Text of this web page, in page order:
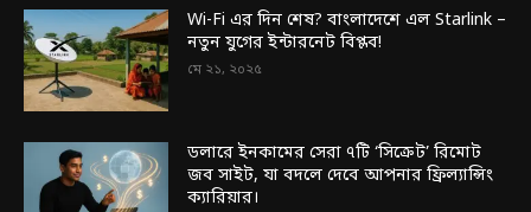
Wi-Fi এর দিন শেষ? বাংলাদেশে এল Starlink –
নতুন যুগের ইন্টারনেট বিপ্লব!
মে ২১, ২০২৫
ডলারে ইনকামের সেরা ৭টি ‘সিক্রেট’ রিমোট
জব সাইট, যা বদলে দেবে আপনার ফ্রিল্যান্সিং
ক্যারিয়ার।